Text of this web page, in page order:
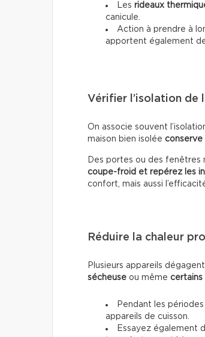
Les rideaux
canicule.
Action à prendre à
apportent également de
Vérifier l’isolation de
On associe souvent
maison bien isolée conserve
Des portes ou des fenêtres
coupe-froid et repérez les
confort, mais aussi
Réduire la chaleur
Plusieurs appareils
sécheuse ou même certains
Pendant les
appareils de cuisson.
Essayez également